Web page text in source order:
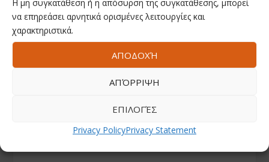
Η μη συγκατάθεση ή η απόσυρση της συγκατάθεσης, μπορεί
να επηρεάσει αρνητικά ορισμένες λειτουργίες και
χαρακτηριστικά.
ΑΠΟΔΟΧΉ
ΑΠΌΡΡΙΨΗ
ΕΠΙΛΟΓΈΣ
Privacy PolicyPrivacy Statement